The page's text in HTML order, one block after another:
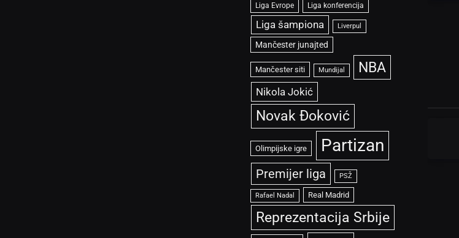
Liga Evrope Liga konferencija
Liga šampiona Liverpul
Mančester junajted
Mančester siti Mundijal NBA
Nikola Jokić
Novak Đoković
Olimpijske igre Partizan
Premijer liga PSŽ
Rafael Nadal Real Madrid
Reprezentacija Srbije